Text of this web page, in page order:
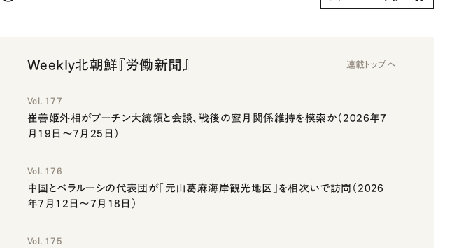
Weekly北朝鮮『労働新聞』 連載トップへ
Vol. 177
崔善姫外相がプーチン大統領と会談、戦後の蜜月関係維持を模索か（2026年7
月19日～7月25日）
Vol. 176
中国とベラルーシの代表団が「元山葛麻海岸観光地区」を相次いで訪問（2026
年7月12日～7月18日）
Vol. 175